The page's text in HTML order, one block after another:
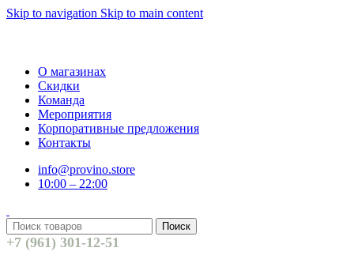
Skip to navigation Skip to main content
О магазинах
Скидки
Команда
Мероприятия
Корпоративные предложения
Контакты
info@provino.store
10:00 – 22:00
Поиск
+7 (961) 301-12-51